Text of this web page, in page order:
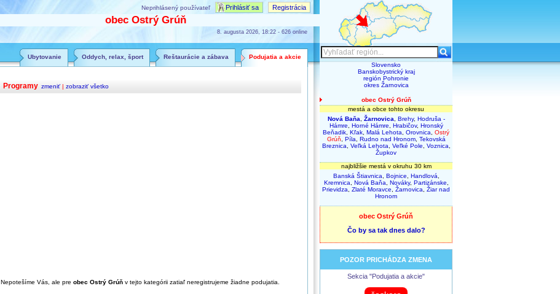
Neprihlásený používateľ Prihlásiť sa Registrácia
obec Ostrý Grúň
8. augusta 2026, 18:22 - 626 online
Podujatia a akcie
Reštaurácie a zábava
Oddych, relax, šport
Ubytovanie
Programy zmeniť | zobraziť všetko
Nepotešíme Vás, ale pre obec Ostrý Grúňv tejto kategórii zatiaľ neregistrujeme žiadne podujatia.
Slovensko
Banskobystrický kraj
región Pohronie
okres Žarnovica
obec Ostrý Grúň
mestá a obce tohto okresu
Nová Baňa
Žarnovica Brehy, Hodruša -
Hámre
Horné Hámre Hrabičov, Hronský
Beňadik Kľak Malá Lehota Orovnica
Ostrý
Grúň
Píla Rudno nad Hronom, Tekovská
Breznica
Veľká Lehota Veľké Pole Voznica
Župkov
najbližšie mestá v okruhu 30 km
Banská Štiavnica
Bojnice Handlová
Kremnica
Nová Baňa Nováky, Partizánske
Prievidza
Zlaté Moravce Žarnovica
Žiar nad
Hronom
obec Ostrý Grúň
Čo by sa tak dnes dalo?
POZOR PRICHÁDZA ZMENA
Sekcia "Podujatia a akcie"